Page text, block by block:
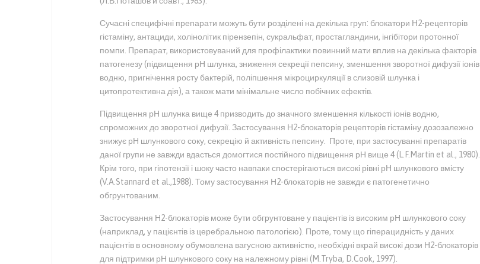
Сучасні специфічні препарати можуть бути розділені на декілька груп: блокатори Н2-рецепторів
гістаміну, антациди, холінолітик пірензепін, сукральфат, простагландини, інгібітори протонної
помпи. Препарат, використовуваний для профілактики повинний мати вплив на декілька факторів
патогенезу (підвищення рН шлунка, зниження секреції пепсину, зменшення зворотної дифузії іонів
водню, пригнічення росту бактерій, поліпшення мікроциркуляції в слизовій шлунка і
цитопротективна дія), а також мати мінімальне число побічних ефектів.
Підвищення рН шлунка вище 4 призводить до значного зменшення кількості іонів водню,
спроможних до зворотної дифузії. Застосування Н2-блокаторів рецепторів гістаміну дозозалежно
знижує рН шлункового соку, секрецію й активність пепсину. Проте, при застосуванні препаратів
даної групи не завжди вдасться домогтися постійного підвищення рН вище 4 (L.F.Martin et al., 1980).
Крім того, при гіпотензії і шоку часто навпаки спостерігаються високі рівні рН шлункового вмісту
(V.A.Stannard et al.,1988). Тому застосування Н2-блокаторів не завжди є патогенетично
обгрунтованим.
Застосування Н2-блокаторів може бути обгрунтоване у пацієнтів із високим рН шлункового соку
(наприклад, у пацієнтів із церебральною патологією). Проте, тому що гіперацидність у даних
пацієнтів в основному обумовлена вагусною активністю, необхідні вкрай високі дози Н2-блокаторів
для підтримки рН шлункового соку на належному рівні (M.Tryba, D.Cook, 1997).